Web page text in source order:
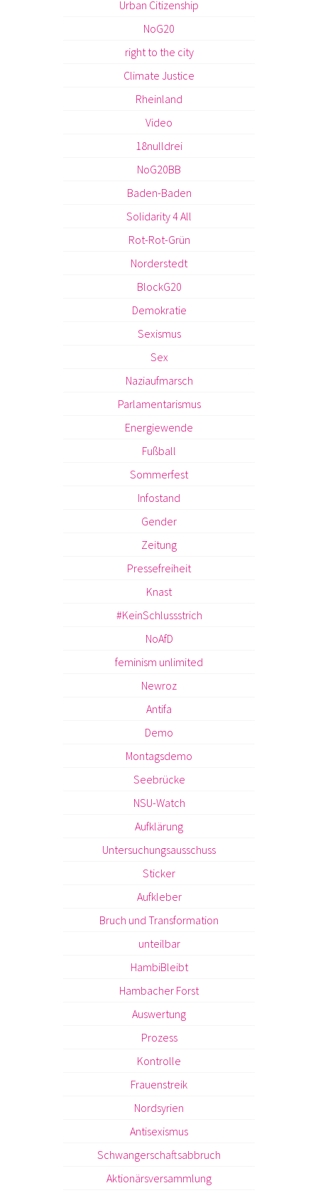
Urban Citizenship
NoG20
right to the city
Climate Justice
Rheinland
Video
18nulldrei
NoG20BB
Baden-Baden
Solidarity 4 All
Rot-Rot-Grün
Norderstedt
BlockG20
Demokratie
Sexismus
Sex
Naziaufmarsch
Parlamentarismus
Energiewende
Fußball
Sommerfest
Infostand
Gender
Zeitung
Pressefreiheit
Knast
#KeinSchlussstrich
NoAfD
feminism unlimited
Newroz
Antifa
Demo
Montagsdemo
Seebrücke
NSU-Watch
Aufklärung
Untersuchungsausschuss
Sticker
Aufkleber
Bruch und Transformation
unteilbar
HambiBleibt
Hambacher Forst
Auswertung
Prozess
Kontrolle
Frauenstreik
Nordsyrien
Antisexismus
Schwangerschaftsabbruch
Aktionärsversammlung